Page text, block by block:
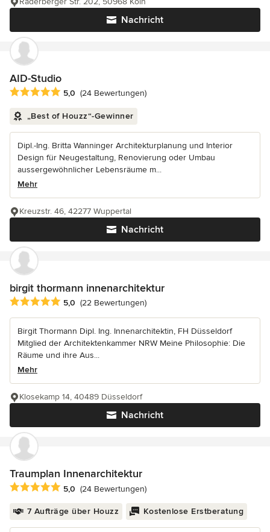
Nachricht
AID-Studio
Durchschnittliche Bewertung: 5 von 5 Sternen
5,0 (24 Bewertungen)
„Best of Houzz“-Gewinner
Dipl.-Ing. Britta Wanninger Architekturplanung und Interior
Design für Neugestaltung, Renovierung oder Umbau
aussergewöhnlicher Lebensräume m...
Mehr
Nachricht
Kreuzstr. 46, 42277 Wuppertal
birgit thormann innenarchitektur
Durchschnittliche Bewertung: 5 von 5 Sternen
5,0 (22 Bewertungen)
Birgit Thormann Dipl. Ing. Innenarchitektin, FH Düsseldorf
Mitglied der Architektenkammer NRW Meine Philosophie: Die
Räume und ihre Aus...
Mehr
Nachricht
Klosekamp 14, 40489 Düsseldorf
Traumplan Innenarchitektur
Durchschnittliche Bewertung: 5 von 5 Sternen
5,0 (24 Bewertungen)
7 Aufträge über Houzz Kostenlose Erstberatung